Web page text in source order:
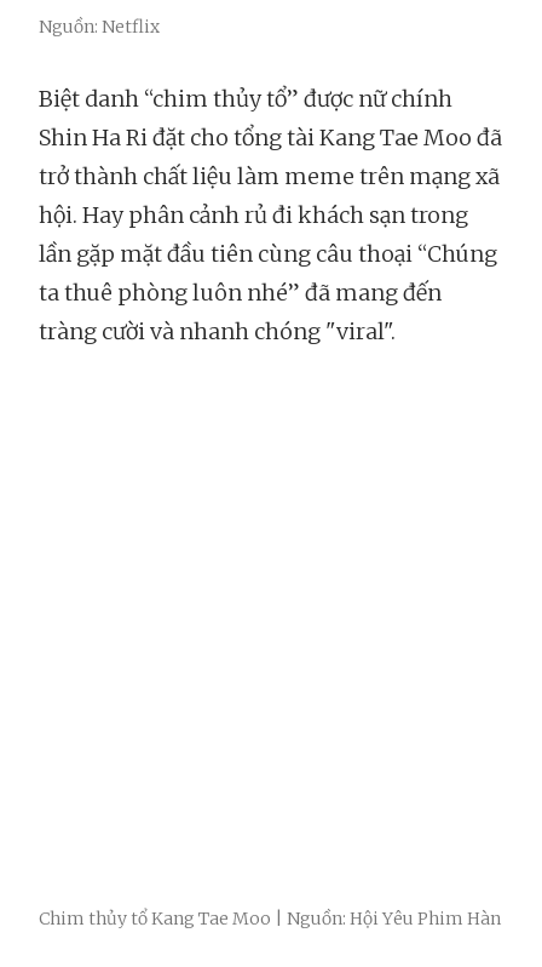
Nguồn: Netflix
Biệt danh “chim thủy tổ” được nữ chính
Shin Ha Ri đặt cho tổng tài Kang Tae Moo đã
trở thành chất liệu làm meme trên mạng xã
hội. Hay phân cảnh rủ đi khách sạn trong
lần gặp mặt đầu tiên cùng câu thoại “Chúng
ta thuê phòng luôn nhé” đã mang đến
tràng cười và nhanh chóng "viral".
Chim thủy tổ Kang Tae Moo | Nguồn: Hội Yêu Phim Hàn